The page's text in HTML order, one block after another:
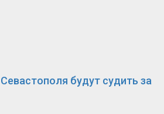
будут судить за